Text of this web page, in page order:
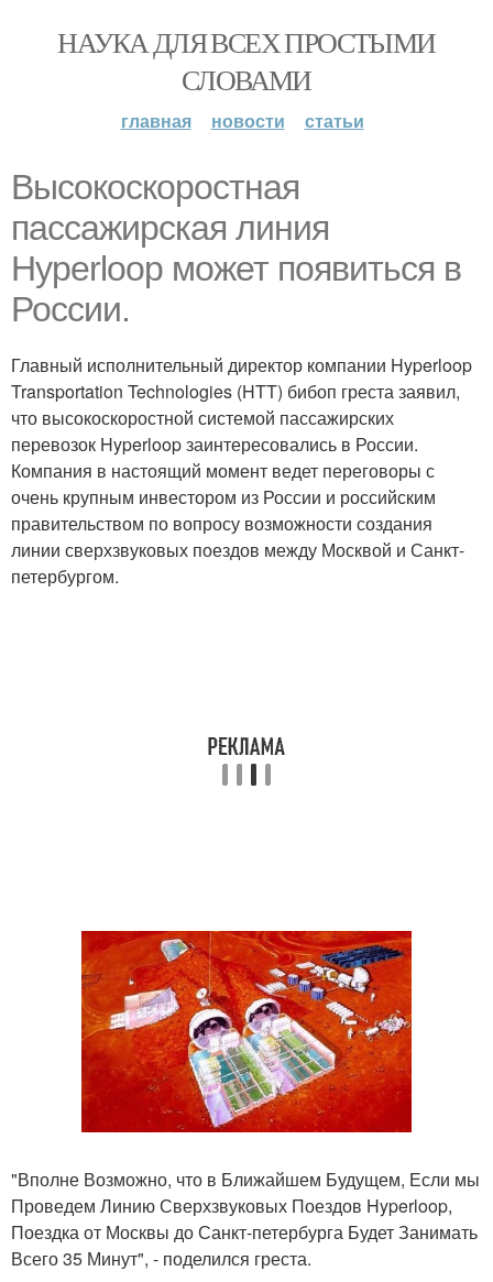
НАУКА ДЛЯ ВСЕХ ПРОСТЫМИ
СЛОВАМИ
главная новости статьи
Высокоскоростная
пассажирская линия
Hyperloop может появиться в
России.
Главный исполнительный директор компании Hyperloop
Transportation Technologies (HTT) бибоп греста заявил,
что высокоскоростной системой пассажирских
перевозок Hyperloop заинтересовались в России.
Компания в настоящий момент ведет переговоры с
очень крупным инвестором из России и российским
правительством по вопросу возможности создания
линии сверхзвуковых поездов между Москвой и Санкт-
петербургом.
"Вполне Возможно, что в Ближайшем Будущем, Если мы
Проведем Линию Сверхзвуковых Поездов Hyperloop,
Поездка от Москвы до Санкт-петербурга Будет Занимать
Всего 35 Минут", - поделился греста.